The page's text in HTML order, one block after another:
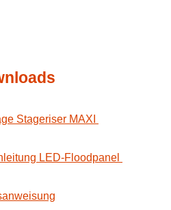
Stageriser MAXI
LED-Floodpanel